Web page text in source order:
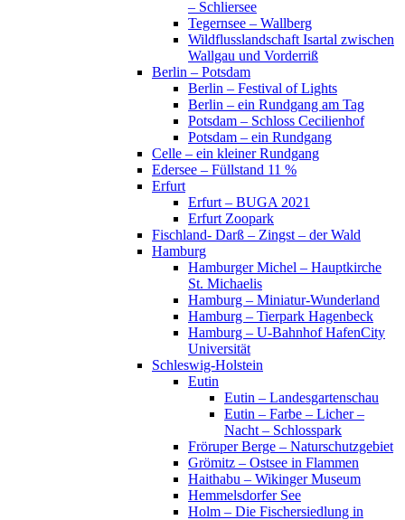
– Schliersee
Tegernsee – Wallberg
Wildflusslandschaft Isartal zwischen
Wallgau und Vorderriß
Berlin – Potsdam
Berlin – Festival of Lights
Berlin – ein Rundgang am Tag
Potsdam – Schloss Cecilienhof
Potsdam – ein Rundgang
Celle – ein kleiner Rundgang
Edersee – Füllstand 11 %
Erfurt
Erfurt – BUGA 2021
Erfurt Zoopark
Fischland- Darß – Zingst – der Wald
Hamburg
Hamburger Michel – Hauptkirche
St. Michaelis
Hamburg – Miniatur-Wunderland
Hamburg – Tierpark Hagenbeck
Hamburg – U-Bahnhof HafenCity
Universität
Schleswig-Holstein
Eutin
Eutin – Landesgartenschau
Eutin – Farbe – Licher –
Nacht – Schlosspark
Fröruper Berge – Naturschutzgebiet
Grömitz – Ostsee in Flammen
Haithabu – Wikinger Museum
Hemmelsdorfer See
Holm – Die Fischersiedlung in